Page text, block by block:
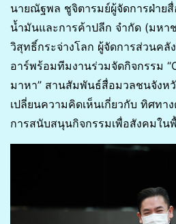
นายณัฐพล ชูจิตารมย์ผู้จัดการฝ่าย
น้ำมันและการค้าปลีก จำกัด (มหา
วิสุทธิ์กระจ่างโลก ผู้จัดการส่วนคลั
อาร์พร้อมทีมงานร่วมจัดกิจกรรม
มาหา” สานสัมพันธ์สื่อมวลชนจังห
เปลี่ยนความคิดเห็นเกี่ยวกับ ทิศทา
การสนับสนุนกิจกรรมเพื่อสังคมใน